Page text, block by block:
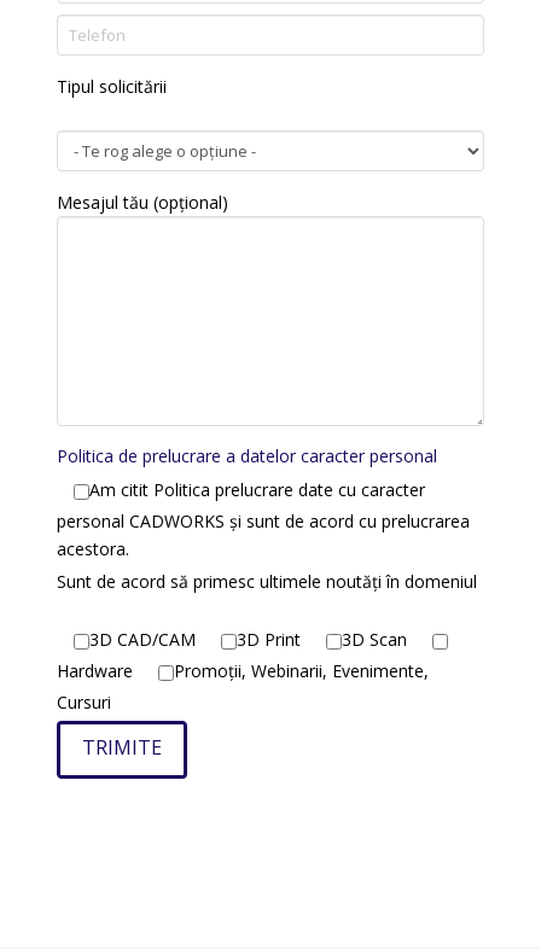
Tipul solicitării
Mesajul tău (opțional)
Politica de prelucrare a datelor caracter personal
Am citit Politica prelucrare date cu caracter
personal CADWORKS și sunt de acord cu prelucrarea
acestora.
Sunt de acord să primesc ultimele noutăți în domeniul
3D CAD/CAM 3D Print
3D Scan
Hardware
Promoții, Webinarii, Evenimente,
Cursuri